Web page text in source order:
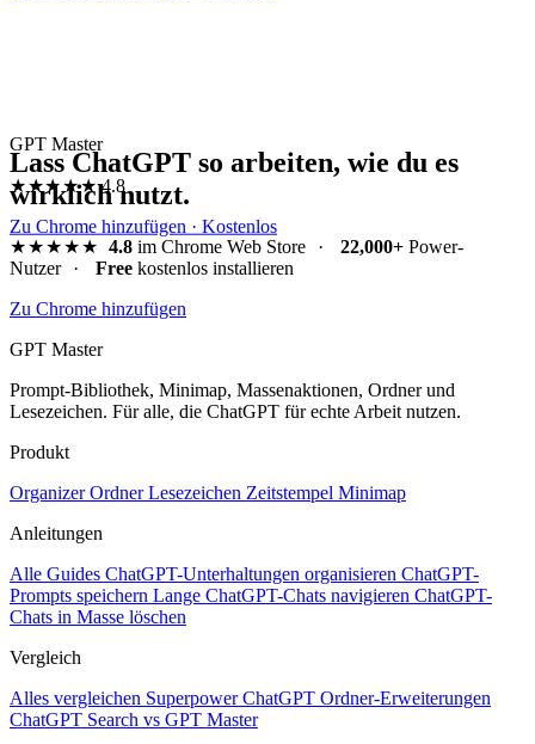
GPT Master
★★★★★4.8
Zu Chrome hinzufügen · Kostenlos
Lass ChatGPT so arbeiten, wie du es
wirklich nutzt.
★★★★★ 4.8im Chrome Web Store · 22,000+Power-
Nutzer
· Free kostenlos installieren
Zu Chrome hinzufügen
GPT Master
Prompt-Bibliothek, Minimap, Massenaktionen, Ordner und
Lesezeichen. Für alle, die ChatGPT für echte Arbeit nutzen.
Produkt
OrganizerOrdnerLesezeichen Zeitstempel Minimap
Anleitungen
Alle Guides ChatGPT-Unterhaltungen organisieren ChatGPT-
Prompts speichern Lange ChatGPT-Chats navigieren ChatGPT-
Chats in Masse löschen
Vergleich
Alles vergleichen Superpower ChatGPT Ordner-Erweiterungen
ChatGPT Search vs GPT Master